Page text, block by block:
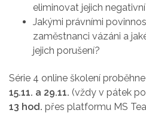
eliminovat jejich
Jakými právními
zaměstnanci vázáni a
jejich porušení?
Série 4 online školení
15.11. a 29.11. (vždy v pátek
13 hod. přes platformu MS